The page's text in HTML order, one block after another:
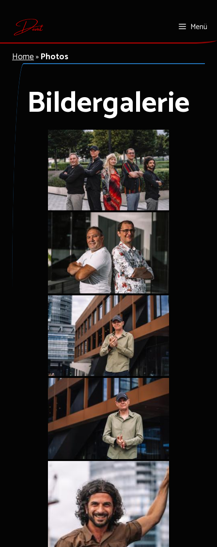
Inhalt
springen
Menü
Home»Photos
Bildergalerie